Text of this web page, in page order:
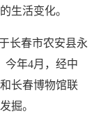
生活变化。
长春市农安县永
今年4月，经中
长春博物馆联
掘。